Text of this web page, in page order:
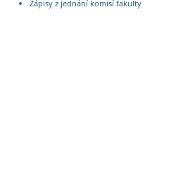
Zápisy z jednání komisí fakulty